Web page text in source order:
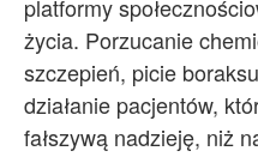
platformy
życia. Porzucanie
szczepień, picie
działanie pacjentów,
fałszywą nadzieję, niż